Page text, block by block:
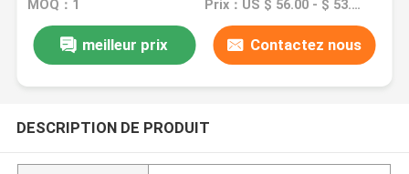
MOQ：1 Prix：US $ 56.00 - $ 53.00/ pcs
meilleur prix Contactez nous
DESCRIPTION DE PRODUIT